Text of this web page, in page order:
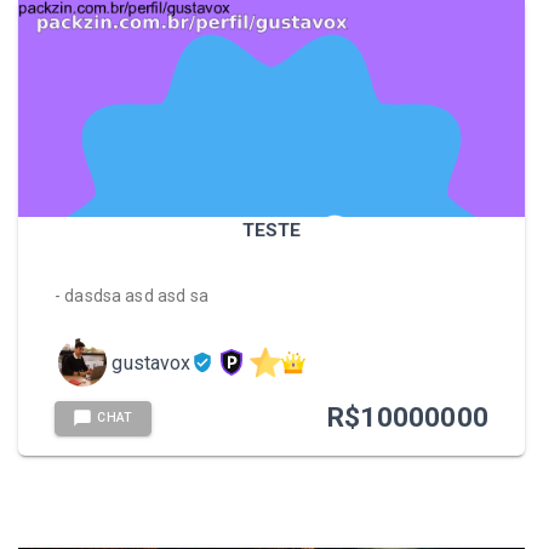
TESTE
- dasdsa asd asd sa
gustavox
CHAT R$10000000